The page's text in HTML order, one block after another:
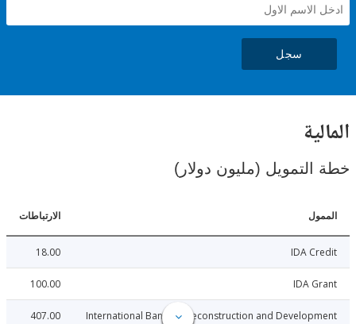
(مليون دولار)
الارتباطات
IDA
IDA
International Bank for Reconstruction and
407.00